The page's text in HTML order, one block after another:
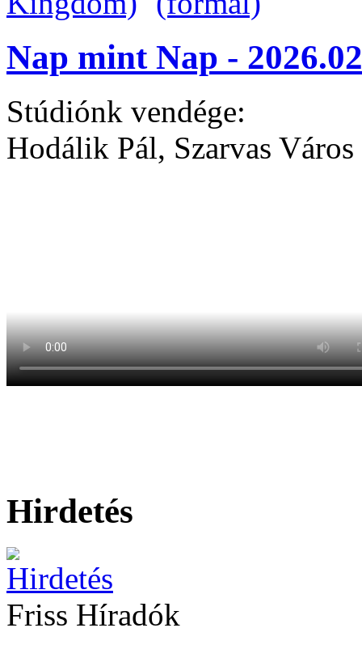
Nap mint Nap -
Stúdiónk vendége:
Hodálik Pál, Szarvas
Hirdetés
Friss Híradók